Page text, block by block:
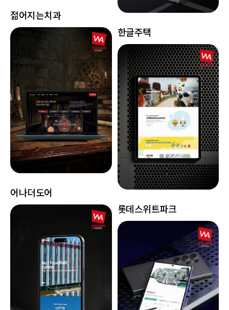
젊어지는치과
한글주택
어나더도어
롯데스위트파크